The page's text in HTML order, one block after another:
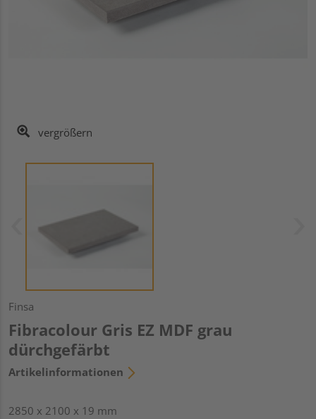
vergrößern
Finsa
Fibracolour Gris EZ MDF grau
dürchgefärbt
Artikelinformationen
2850 x 2100 x 19 mm